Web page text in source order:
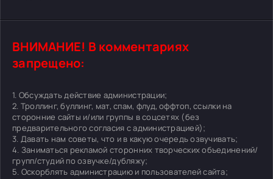
ВНИМАНИЕ! В комментариях
запрещено:
1. Обсуждать действие администрации;
2. Троллинг, буллинг, мат, спам, флуд, оффтоп, ссылки на
сторонние сайты и/или группы в соцсетях (без
предварительного согласия с администрацией);
3. Давать нам советы, что и в какую очередь озвучивать;
4. Заниматься рекламой сторонних творческих объединений/
групп/студий по озвучке/дубляжу;
5. Оскорблять администрацию и пользователей сайта;